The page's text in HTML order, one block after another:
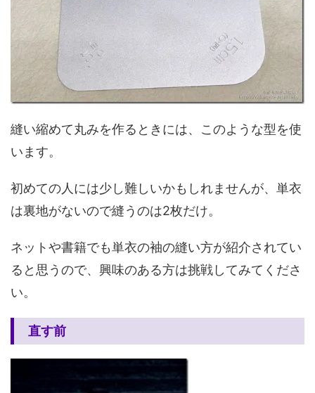
縫い縮めて丸みを作るときには、このような型を使
います。
初めての人には少し難しいかもしれませんが、単衣
は裏地がないので縫うのは2枚だけ。
ネットや書籍でも単衣の袖の縫い方が紹介されてい
ると思うので、興味のある方は挑戦してみてくださ
い。
直す前